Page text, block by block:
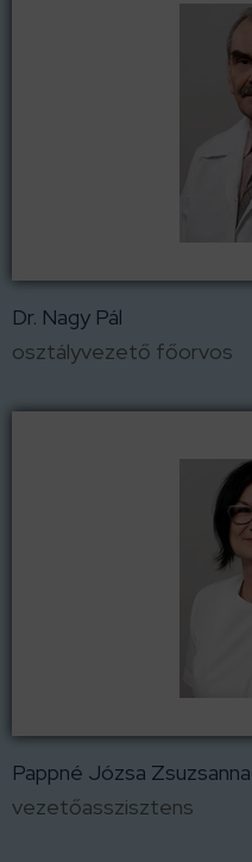
Dr. Nagy Pál
osztályvezető főorvos
Pappné Józsa Zsuzsanna
vezetőasszisztens